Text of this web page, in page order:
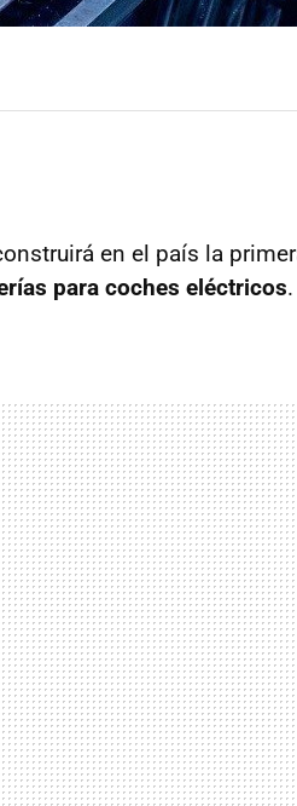
en el país la
para coches eléctricos.